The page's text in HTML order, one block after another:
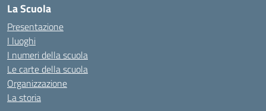
La Scuola
Presentazione
I luoghi
I numeri della scuola
Le carte della scuola
Organizzazione
La storia